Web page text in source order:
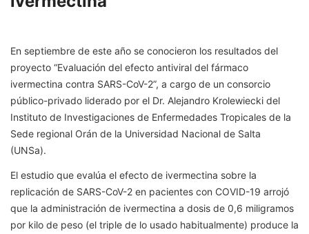
En septiembre de este año se conocieron los resultados del
proyecto “Evaluación del efecto antiviral del fármaco
ivermectina contra SARS-CoV-2”, a cargo de un consorcio
público-privado liderado por el Dr. Alejandro Krolewiecki del
Instituto de Investigaciones de Enfermedades Tropicales de la
Sede regional Orán de la Universidad Nacional de Salta
(UNSa).
El estudio que evalúa el efecto de ivermectina sobre la
replicación de SARS-CoV-2 en pacientes con COVID-19 arrojó
que la administración de ivermectina a dosis de 0,6 miligramos
por kilo de peso (el triple de lo usado habitualmente) produce la